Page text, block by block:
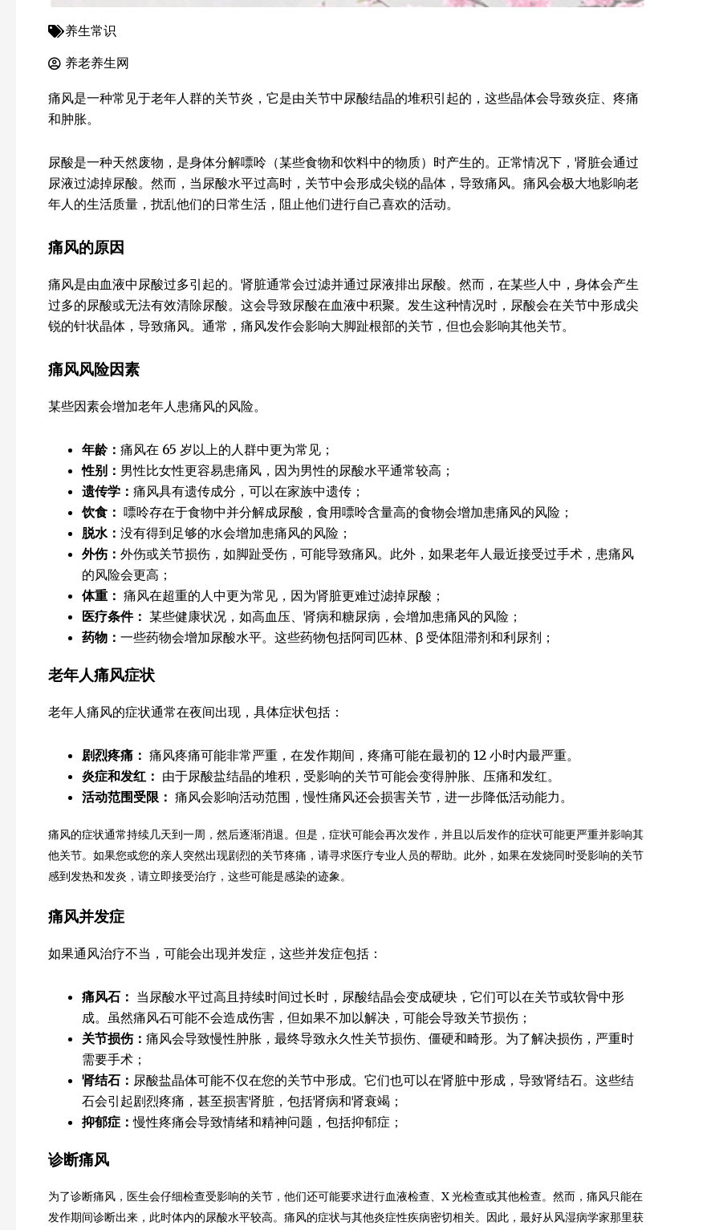
养生常识
养老养生网
痛风是一种常见于老年人群的关节炎，它是由关节中尿酸结晶的堆积引起的，这些晶体会导致炎症、疼痛
和肿胀。
尿酸是一种天然废物，是身体分解嘌呤（某些食物和饮料中的物质）时产生的。正常情况下，肾脏会通过
尿液过滤掉尿酸。然而，当尿酸水平过高时，关节中会形成尖锐的晶体，导致痛风。痛风会极大地影响老
年人的生活质量，扰乱他们的日常生活，阻止他们进行自己喜欢的活动。
痛风的原因
痛风是由血液中尿酸过多引起的。肾脏通常会过滤并通过尿液排出尿酸。然而，在某些人中，身体会产生
过多的尿酸或无法有效清除尿酸。这会导致尿酸在血液中积聚。发生这种情况时，尿酸会在关节中形成尖
锐的针状晶体，导致痛风。通常，痛风发作会影响大脚趾根部的关节，但也会影响其他关节。
痛风风险因素
某些因素会增加老年人患痛风的风险。
年龄： 痛风在 65 岁以上的人群中更为常见；
性别： 男性比女性更容易患痛风，因为男性的尿酸水平通常较高；
遗传学： 痛风具有遗传成分，可以在家族中遗传；
饮食： 嘌呤存在于食物中并分解成尿酸，食用嘌呤含量高的食物会增加患痛风的风险；
脱水： 没有得到足够的水会增加患痛风的风险；
外伤： 外伤或关节损伤，如脚趾受伤，可能导致痛风。此外，如果老年人最近接受过手术，患痛风
的风险会更高；
体重： 痛风在超重的人中更为常见，因为肾脏更难过滤掉尿酸；
医疗条件： 某些健康状况，如高血压、肾病和糖尿病，会增加患痛风的风险；
药物： 一些药物会增加尿酸水平。这些药物包括阿司匹林、β 受体阻滞剂和利尿剂；
老年人痛风症状
老年人痛风的症状通常在夜间出现，具体症状包括：
剧烈疼痛： 痛风疼痛可能非常严重，在发作期间，疼痛可能在最初的 12 小时内最严重。
炎症和发红： 由于尿酸盐结晶的堆积，受影响的关节可能会变得肿胀、压痛和发红。
活动范围受限： 痛风会影响活动范围，慢性痛风还会损害关节，进一步降低活动能力。
痛风的症状通常持续几天到一周，然后逐渐消退。但是，症状可能会再次发作，并且以后发作的症状可能更严重并影响其
他关节。如果您或您的亲人突然出现剧烈的关节疼痛，请寻求医疗专业人员的帮助。此外，如果在发烧同时受影响的关节
感到发热和发炎，请立即接受治疗，这些可能是感染的迹象。
痛风并发症
如果通风治疗不当，可能会出现并发症，这些并发症包括：
痛风石： 当尿酸水平过高且持续时间过长时，尿酸结晶会变成硬块，它们可以在关节或软骨中形
成。虽然痛风石可能不会造成伤害，但如果不加以解决，可能会导致关节损伤；
关节损伤： 痛风会导致慢性肿胀，最终导致永久性关节损伤、僵硬和畸形。为了解决损伤，严重时
需要手术；
肾结石： 尿酸盐晶体可能不仅在您的关节中形成。它们也可以在肾脏中形成，导致肾结石。这些结
石会引起剧烈疼痛，甚至损害肾脏，包括肾病和肾衰竭；
抑郁症：慢性疼痛会导致情绪和精神问题，包括抑郁症；
诊断痛风
为了诊断痛风，医生会仔细检查受影响的关节，他们还可能要求进行血液检查、X 光检查或其他检查。然而，痛风只能在
发作期间诊断出来，此时体内的尿酸水平较高。痛风的症状与其他炎症性疾病密切相关。因此，最好从风湿病学家那里获